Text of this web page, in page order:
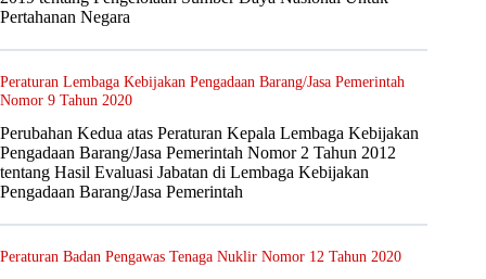
Pertahanan Negara
Peraturan Lembaga Kebijakan Pengadaan Barang/Jasa Pemerintah
Nomor 9 Tahun 2020
Perubahan Kedua atas Peraturan Kepala Lembaga Kebijakan
Pengadaan Barang/Jasa Pemerintah Nomor 2 Tahun 2012
tentang Hasil Evaluasi Jabatan di Lembaga Kebijakan
Pengadaan Barang/Jasa Pemerintah
Peraturan Badan Pengawas Tenaga Nuklir Nomor 12 Tahun 2020